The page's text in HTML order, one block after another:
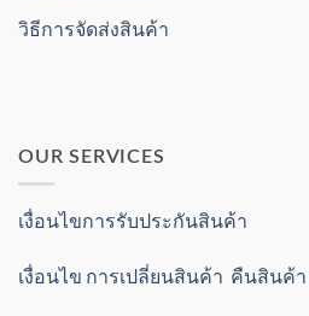
วิธีการจัดส่งสินค้า
OUR SERVICES
เงื่อนไขการรับประกันสินค้า
เงื่อนไข การเปลี่ยนสินค้า คืนสินค้